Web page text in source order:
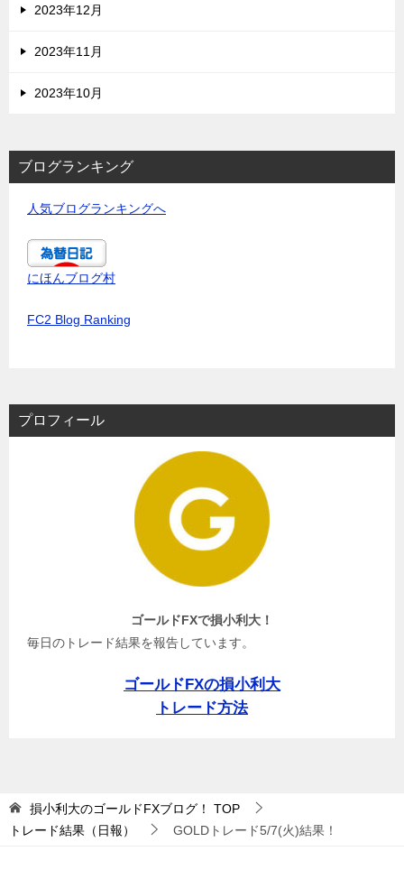
2023年12月
2023年11月
2023年10月
ブログランキング
人気ブログランキングへ
にほんブログ村
FC2 Blog Ranking
プロフィール
ゴールドFXで損小利大！
毎日のトレード結果を報告しています。
ゴールドFXの損小利大
トレード方法
損小利大のゴールドFXブログ！
TOP
トレード結果（日報）
GOLDトレード5/7(火)結果！